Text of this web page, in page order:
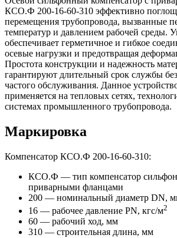
КСО.Ф 200-16-60-310 эффективно
перемещения трубопровода, вызванные
температур и давлением рабочей среды.
обеспечивает герметичное и гибкое
осевые нагрузки и предотвращая
Простота конструкции и надежность
гарантируют длительный срок службы
частого обслуживания. Данное
применяется на тепловых сетях,
системах промышленного трубопровода.
Маркировка
Компенсатор КСО.Ф 200-16-60-310:
КСО.Ф — тип компенсатор
приварными фланцами
200 — номинальный диаметр DN,
16 — рабочее давление PN, кгc/м2
60 — рабочий ход, мм
310 — строительная длина, мм